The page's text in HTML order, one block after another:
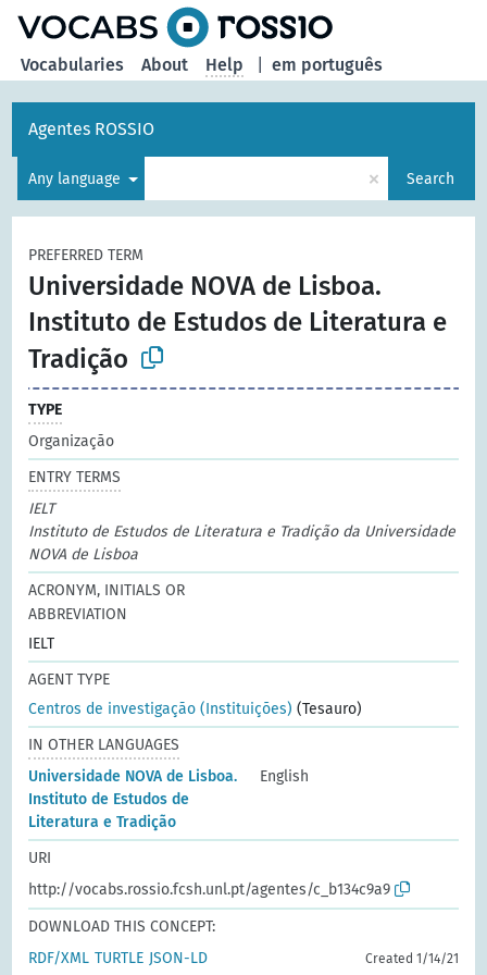
em português
Vocabularies About Help
Agentes ROSSIO
Any language × Search
PREFERRED TERM
Universidade NOVA de Lisboa.
Instituto de Estudos de Literatura e
Tradição
TYPE
Organização
ENTRY TERMS
IELT
Instituto de Estudos de Literatura e Tradição da Universidade
NOVA de Lisboa
ACRONYM, INITIALS OR
ABBREVIATION
IELT
AGENT TYPE
Centros de investigação (Instituições) (Tesauro)
IN OTHER LANGUAGES
Universidade NOVA de Lisboa.
Instituto de Estudos de
Literatura e Tradição
English
URI
http://vocabs.rossio.fcsh.unl.pt/agentes/c_b134c9a9
DOWNLOAD THIS CONCEPT:
RDF/XML TURTLE JSON-LD Created 1/14/21